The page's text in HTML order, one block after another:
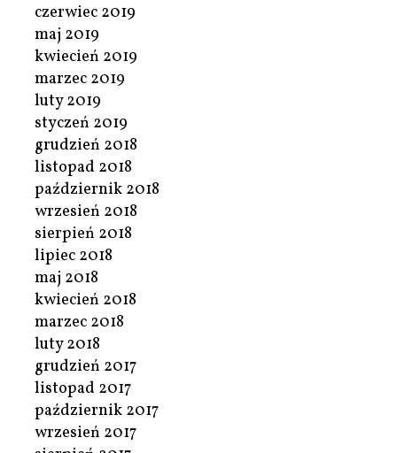
czerwiec 2019
maj 2019
kwiecień 2019
marzec 2019
luty 2019
styczeń 2019
grudzień 2018
listopad 2018
październik 2018
wrzesień 2018
sierpień 2018
lipiec 2018
maj 2018
kwiecień 2018
marzec 2018
luty 2018
grudzień 2017
listopad 2017
październik 2017
wrzesień 2017